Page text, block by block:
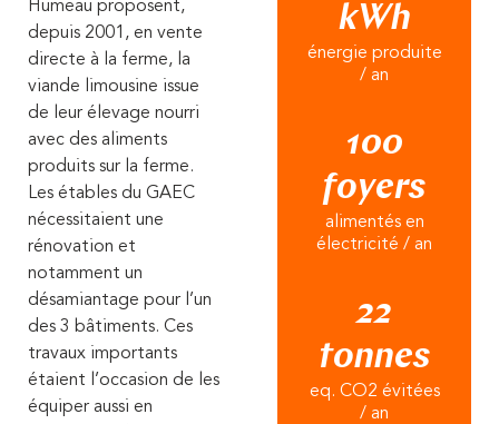
Humeau proposent,
depuis 2001, en vente
directe à la ferme, la
viande limousine issue
de leur élevage nourri
avec des aliments
produits sur la ferme.
Les étables du GAEC
nécessitaient une
rénovation et
notamment un
désamiantage pour l’un
des 3 bâtiments. Ces
travaux importants
étaient l’occasion de les
équiper aussi en
kWh
énergie produite
/ an
100
foyers
alimentés en
électricité / an
22
tonnes
eq. CO2 évitées
/ an